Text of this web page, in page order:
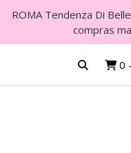
ROMA Tendenza Di
compras
0 -